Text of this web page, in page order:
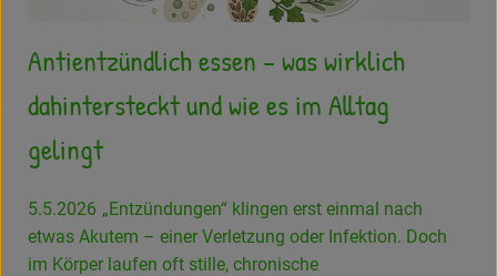
Antientzündlich essen – was wirklich
dahintersteckt und wie es im Alltag
gelingt
5.5.2026 „Entzündungen“ klingen erst einmal nach
etwas Akutem – einer Verletzung oder Infektion. Doch
im Körper laufen oft stille, chronische